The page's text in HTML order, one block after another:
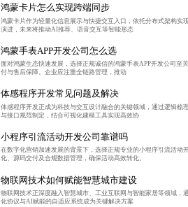
鸿蒙卡片怎么实现跨端同步
鸿蒙卡片作为轻量化信息展示与快捷交互入口，依托分布式架构
演进，未来将推动AI推荐、语音交互等智能形态
鸿蒙手表APP开发公司怎么选
面对鸿蒙生态快速发展，选择正规诚信的鸿蒙手表APP开发公司
付与售后保障。企业应注重全链路管理，推动
体感程序开发常见问题及解决
体感程序开发正成为科技与交互设计融合的关键领域，通过逻辑
与接口规范制定，结合可视化建模工具实现高效协
小程序引流活动开发公司靠谱吗
在数字化营销加速发展的背景下，选择正规专业的小程序引流活
化、源码交付及合规数据管理，确保活动高效转化。
物联网技术如何赋能智慧城市建设
物联网技术正深度融入智慧城市、工业互联网与智能家居等领域
化协议与AI赋能的自适应系统成为关键解决方案